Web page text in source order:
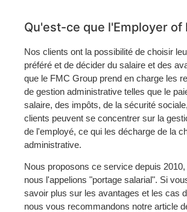
Qu'est-ce que l'Employer of
Nos clients ont la possibilité de choisir
préféré et de décider du salaire et des
que le FMC Group prend en charge les
de gestion administrative telles que le
salaire, des impôts, de la sécurité
clients peuvent se concentrer sur la
de l'employé, ce qui les décharge de la
administrative.
Nous proposons ce service depuis 2010,
nous l'appelions "portage salarial". Si
savoir plus sur les avantages et les cas
nous vous recommandons notre article